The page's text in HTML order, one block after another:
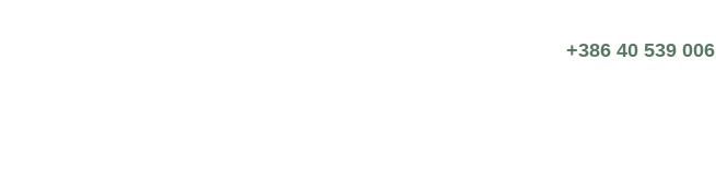
+386 40 539 006